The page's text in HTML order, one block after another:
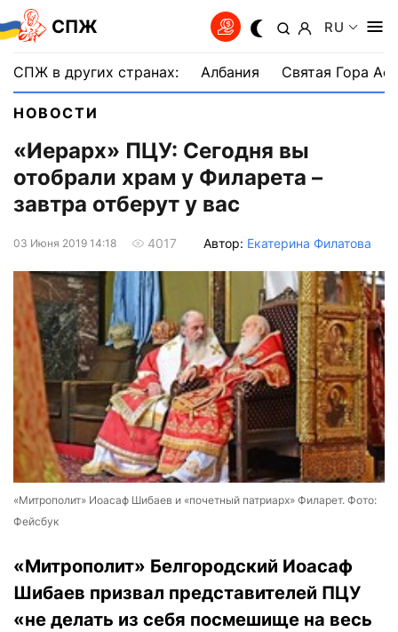
СПЖ RU
СПЖ в других странах: Албания Святая Гора
НОВОСТИ
«Иерарх» ПЦУ: Сегодня вы
отобрали храм у Филарета –
завтра отберут у вас
03 Июня 2019 14:18 4017 Автор: Екатерина Филатова
«Митрополит» Иоасаф Шибаев и «почетный патриарх» Филарет. Фото:
Фейсбук
«Митрополит» Белгородский Иоасаф
Шибаев призвал представителей ПЦУ
«не делать из себя посмешище на весь